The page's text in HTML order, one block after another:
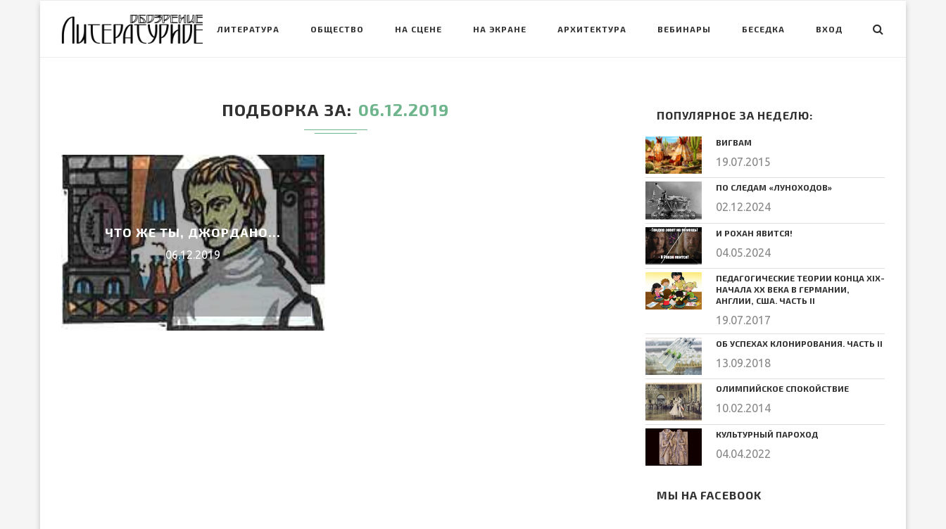
ЛИТЕРАТУРА ОБЩЕСТВО НА СЦЕНЕ НА ЭКРАНЕ АРХИТЕКТУРА ВЕБИНАРЫ БЕСЕДКА ВХОД
ПОДБОРКА ЗА 06.12.2019
ЧТО ЖЕ ТЫ, ДЖОРДАНО…
06.12.2019
ПОПУЛЯРНОЕ ЗА НЕДЕЛЮ:
ВИГВАМ
19.07.2015
ПО СЛЕДАМ «ЛУНОХОДОВ»
02.12.2024
И РОХАН ЯВИТСЯ!
04.05.2024
ПЕДАГОГИЧЕСКИЕ ТЕОРИИ КОНЦА ХIХ-
НАЧАЛА ХХ ВЕКА В ГЕРМАНИИ,
АНГЛИИ, США. ЧАСТЬ II
19.07.2017
ОБ УСПЕХАХ КЛОНИРОВАНИЯ. ЧАСТЬ II
13.09.2018
ОЛИМПИЙСКОЕ СПОКОЙСТВИЕ
10.02.2014
КУЛЬТУРНЫЙ ПАРОХОД
04.04.2022
МЫ НА FACEBOOK